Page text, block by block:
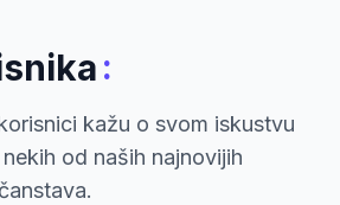
:
kažu o svom iskustvu
od naših najnovijih